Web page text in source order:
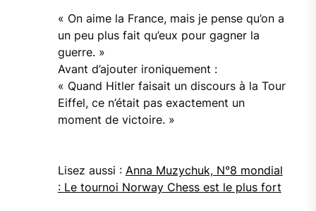
« On aime la France, mais je pense qu’on a
un peu plus fait qu’eux pour gagner la
guerre. »
Avant d’ajouter ironiquement :
« Quand Hitler faisait un discours à la Tour
Eiffel, ce n’était pas exactement un
moment de victoire. »
Lisez aussi : Anna Muzychuk, N°8 mondial
: Le tournoi Norway Chess est le plus fort